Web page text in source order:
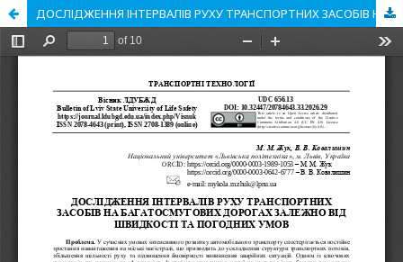
ДОСЛІДЖЕННЯ ІНТЕРВАЛІВ РУХУ ТРАНСПОРТНИХ ЗАСОБІВ НА БАГАТОСМУГОВИХ ДОРОГАХ ЗАЛЕЖНО ВІД ШВИДКОСТІ ТА ПОГОДНИХ УМОВ